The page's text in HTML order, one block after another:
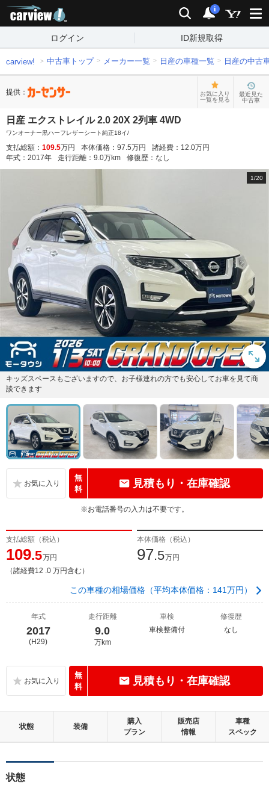
検索 通知
i
ログイン ID新規取得
carview! 中古車トップ メーカー一覧 日産の車種一覧 日産の中古
提供：
お気に入り
一覧を見る
最近見た
中古車
日産 エクストレイル 2.0 20X 2列車 4WD
ワンオーナー黒ハーフレザーシート純正18イ/
支払総額： 109.5万円 本体価格： 97.5万円 諸経費： 12.0万円
年式： 2017年 走行距離： 9.0万km 修復歴： なし
1/20
キッズスペースもございますので、お子様連れの方でも安心してお車を見て商
談できます
無
料
見積もり・在庫確認
※お電話番号の入力は不要です。
支払総額（税込）
109.5万円
（諸経費12 .0 万円含む）
本体価格（税込）
97.5万円
この車種の相場価格（平均本体価格：141万円）
年式
2017
(H29)
走行距離
9.0
万km
車検
車検整備付
修復歴
なし
無
料
見積もり・在庫確認
状態 装備
購入
プラン
販売店
情報
車種
スペック
状態